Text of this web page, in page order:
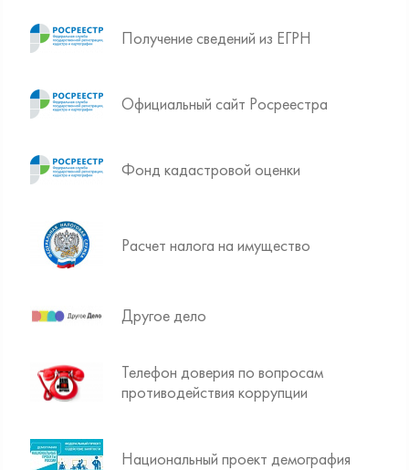
Получение сведений из ЕГРН
Официальный сайт Росреестра
Фонд кадастровой оценки
Расчет налога на имущество
Другое дело
Телефон доверия по вопросам
противодействия коррупции
Национальный проект демография